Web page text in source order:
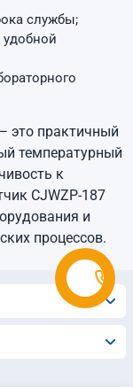
службы;
удобной
это практичный
температурный
к
CJWZP-187
и
процессов.